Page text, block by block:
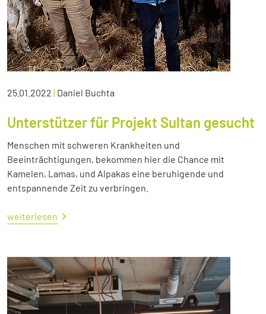
25.01.2022 | Daniel Buchta
Unterstützer für Projekt Sultan gesucht
Menschen mit schweren Krankheiten und
Beeinträchtigungen, bekommen hier die Chance mit
Kamelen, Lamas, und Alpakas eine beruhigende und
entspannende Zeit zu verbringen.
weiterlesen